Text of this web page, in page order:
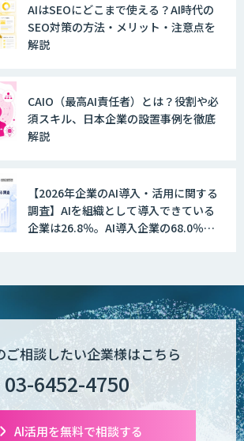
GENIEE SFA/CRM
WAN-RECORD Plus
Explaza 生成AI Partner | AX
POPstation
業務特化型AIエージェントの開発支援
「業務AIプロ」
AIはSEOにどこまで使える？AI時代の
SEO対策の方法・メリット・注意点を
解説
CAIO（最高AI責任者）とは？役割や必
須スキル、日本企業の設置事例を徹底
解説
【2026年企業のAI導入・活用に関する
調査】AIを組織として導入できている
企業は26.8％。AI導入企業の68.0％
ご相談したい企業様はこちら
03-6452-4750
AI活用を無料で相談する